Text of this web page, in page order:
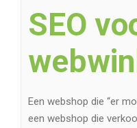
SEO
Een webshop die “er
een webshop die